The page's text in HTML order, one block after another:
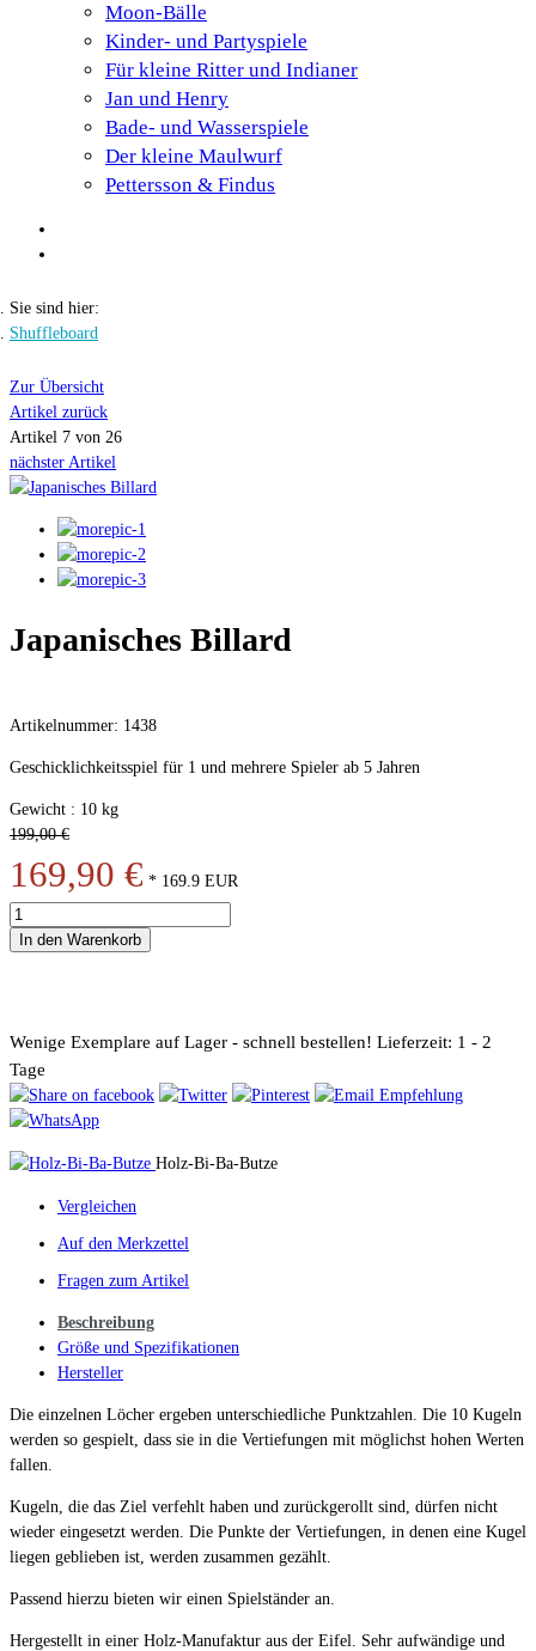
Moon-Bälle
Kinder- und Partyspiele
Für kleine Ritter und Indianer
Jan und Henry
Bade- und Wasserspiele
Der kleine Maulwurf
Pettersson & Findus
Sie sind hier:
Shuffleboard
Zur Übersicht
Artikel zurück
Artikel 7 von 26
nächster Artikel
Japanisches Billard
Artikelnummer: 1438
Geschicklichkeitsspiel für 1 und mehrere Spieler ab 5 Jahren
Gewicht : 10 kg
199,00 €
169,90 € * 169.9 EUR
In den Warenkorb
Wenige Exemplare auf Lager - schnell bestellen! Lieferzeit: 1 - 2
Tage
Holz-Bi-Ba-Butze
Vergleichen
Auf den Merkzettel
Fragen zum Artikel
Beschreibung
Größe und Spezifikationen
Hersteller
Die einzelnen Löcher ergeben unterschiedliche Punktzahlen. Die 10 Kugeln
werden so gespielt, dass sie in die Vertiefungen mit möglichst hohen Werten
fallen.
Kugeln, die das Ziel verfehlt haben und zurückgerollt sind, dürfen nicht
wieder eingesetzt werden. Die Punkte der Vertiefungen, in denen eine Kugel
liegen geblieben ist, werden zusammen gezählt.
Passend hierzu bieten wir einen Spielständer an.
Hergestellt in einer Holz-Manufaktur aus der Eifel. Sehr aufwändige und